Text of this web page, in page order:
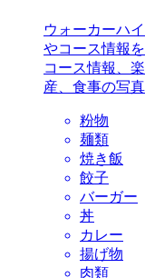
ウォーカーハ
やコース情報
コース情報、
産、食事の写
粉物
麺類
焼き飯
餃子
バーガー
丼
カレー
揚げ物
肉類